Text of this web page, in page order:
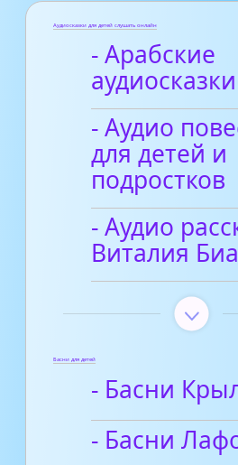
Аудиосказки для детей слушать онлайн
- Арабские
аудиосказки
- Аудио
для детей и
подростков
- Аудио
Виталия
Басни для детей
- Басни
- Басни